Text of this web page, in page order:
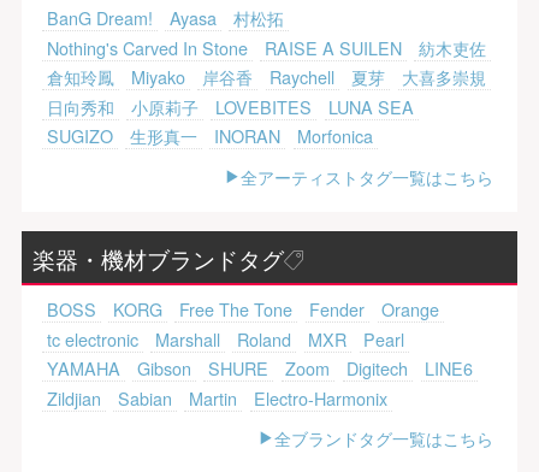
BanG Dream! Ayasa
村松拓
Nothing's Carved In Stone
RAISE A SUILEN
紡木吏佐
倉知玲鳳
Miyako 岸谷香 Raychell 夏芽
大喜多崇規
日向秀和
小原莉子 LOVEBITES
LUNA SEA
SUGIZO
生形真一 INORAN
Morfonica
全アーティストタグ一覧はこちら
楽器・機材ブランドタグ
BOSS KORG Free The Tone Fender
Orange
tc electronic
Marshall Roland MXR
Pearl
YAMAHA
Gibson SHURE Zoom Digitech
LINE6
Zildjian
Sabian Martin
Electro-Harmonix
全ブランドタグ一覧はこちら